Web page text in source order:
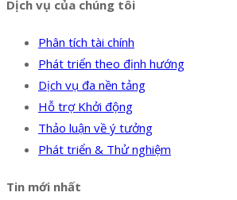
Dịch vụ của chúng tôi
Phân tích tài chính
Phát triển theo định hướng
Dịch vụ đa nền tảng
Hỗ trợ Khởi động
Thảo luận về ý tưởng
Phát triển & Thử nghiệm
Tin mới nhất